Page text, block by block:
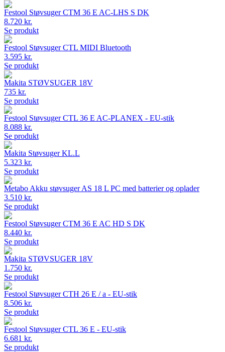
Festool Støvsuger CTM 36 E AC-LHS S DK
8.720 kr.
Se produkt
Festool Støvsuger CTL MIDI Bluetooth
3.595 kr.
Se produkt
Makita STØVSUGER 18V
735 kr.
Se produkt
Festool Støvsuger CTL 36 E AC-PLANEX - EU-stik
8.088 kr.
Se produkt
Makita Støvsuger KL.L
5.323 kr.
Se produkt
Metabo Akku støvsuger AS 18 L PC med batterier og oplader
3.510 kr.
Se produkt
Festool Støvsuger CTM 36 E AC HD S DK
8.440 kr.
Se produkt
Makita STØVSUGER 18V
1.750 kr.
Se produkt
Festool Støvsuger CTH 26 E / a - EU-stik
8.506 kr.
Se produkt
Festool Støvsuger CTL 36 E - EU-stik
6.681 kr.
Se produkt